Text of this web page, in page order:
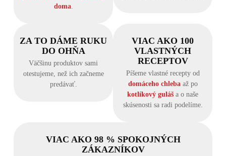
doma.
ZA TO DÁME RUKU
DO OHŇA
Väčšinu produktov sami
otestujeme, než ich začneme
predávať.
VIAC AKO 100
VLASTNÝCH
RECEPTOV
Píšeme vlastné recepty od
domáceho chlebaaž po
kotlíkový guláš a o naše
skúsenosti sa radi podelíme.
VIAC AKO 98 % SPOKOJNÝCH
ZÁKAZNÍKOV